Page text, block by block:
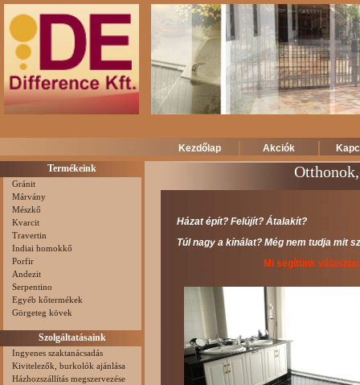
Kezdőlap Akciók
Termékeink
Gránit
Márvány
Mészkő
Kvarcit
Travertin
Indiai homokkő
Porfir
Andezit
Serpentino
Egyéb kőtermékek
Görgeteg kövek
Szolgáltatásaink
Ingyenes szaktanácsadás
Kivitelezők, burkolók ajánlása
Házhozszállítás megszervezése
Házat épít? Felújít? Átalakít?
Túl nagy a kínálat? Még nem tudja mit
Mi segítünk